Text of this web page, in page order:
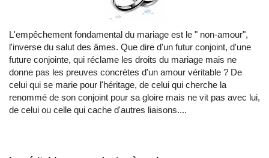
L'empêchement fondamental du mariage est le " non-amour",
l'inverse du salut des âmes. Que dire d'un futur conjoint, d'une
future conjointe, qui réclame les droits du mariage mais ne
donne pas les preuves concrètes d'un amour véritable ? De
celui qui se marie pour l'héritage, de celui qui cherche la
renommé de son conjoint pour sa gloire mais ne vit pas avec lui,
de celui ou celle qui cache d'autres liaisons....